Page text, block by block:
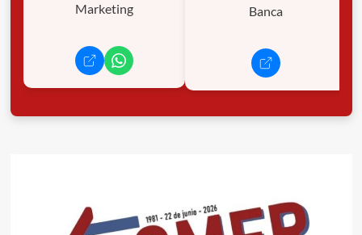
Marketing Banca